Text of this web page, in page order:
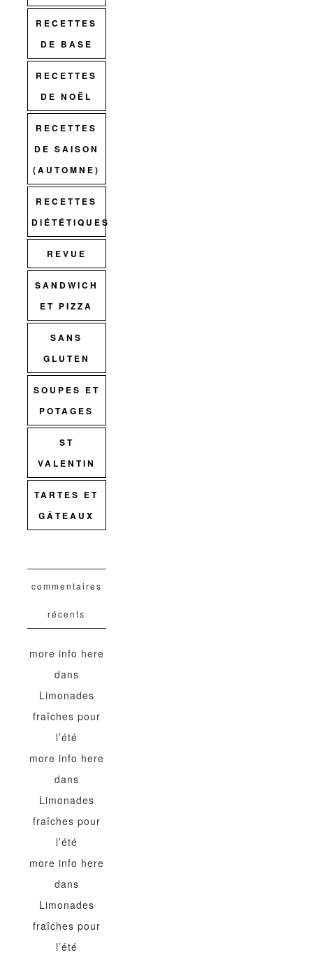
RECETTES
DE BASE
RECETTES
DE NOËL
RECETTES
DE SAISON
(AUTOMNE)
RECETTES
DIÉTÉTIQUES
REVUE
SANDWICH
ET PIZZA
SANS
GLUTEN
SOUPES ET
POTAGES
ST
VALENTIN
TARTES ET
GÂTEAUX
commentaires
récents
more info here
dans
Limonades
fraîches pour
l’été
more info here
dans
Limonades
fraîches pour
l’été
more info here
dans
Limonades
fraîches pour
l’été